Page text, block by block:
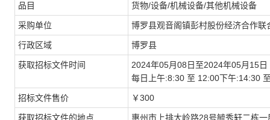
品目 货物/设备/机械设备/其他机械设备
采购单位 博罗县观音阁镇彭村股份经济合作联
行政区域 博罗县
获取招标文件时间
2024年05月08日至2024年05月15日
每日上午:8:30 至 12:00下午:14:30
招标文件售价 ￥300
获取招标文件的地点 惠州市上排大岭路28号毓秀轩二栋